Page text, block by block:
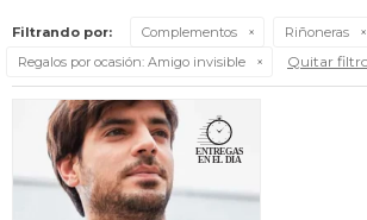
Filtrando por: Complementos
Riñoneras
Regalos por ocasión: Amigo invisible Quitar